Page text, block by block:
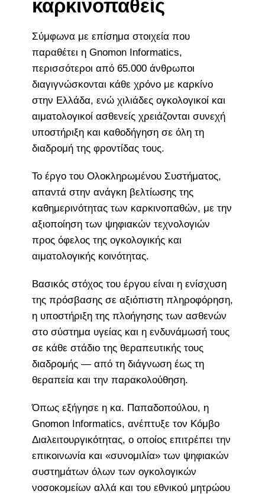
καρκινοπαθείς
Σύμφωνα με επίσημα στοιχεία που
παραθέτει η Gnomon Informatics,
περισσότεροι από 65.000 άνθρωποι
διαγιγνώσκονται κάθε χρόνο με καρκίνο
στην Ελλάδα, ενώ χιλιάδες ογκολογικοί και
αιματολογικοί ασθενείς χρειάζονται συνεχή
υποστήριξη και καθοδήγηση σε όλη τη
διαδρομή της φροντίδας τους.
Το έργο του Ολοκληρωμένου Συστήματος,
απαντά στην ανάγκη βελτίωσης της
καθημερινότητας των καρκινοπαθών, με την
αξιοποίηση των ψηφιακών τεχνολογιών
προς όφελος της ογκολογικής και
αιματολογικής κοινότητας.
Βασικός στόχος του έργου είναι η ενίσχυση
της πρόσβασης σε αξιόπιστη πληροφόρηση,
η υποστήριξη της πλοήγησης των ασθενών
στο σύστημα υγείας και η ενδυνάμωσή τους
σε κάθε στάδιο της θεραπευτικής τους
διαδρομής — από τη διάγνωση έως τη
θεραπεία και την παρακολούθηση.
Όπως εξήγησε η κα. Παπαδοπούλου, η
Gnomon Informatics, ανέπτυξε τον Κόμβο
Διαλειτουργικότητας, ο οποίος επιτρέπει την
επικοινωνία και «συνομιλία» των ψηφιακών
συστημάτων όλων των ογκολογικών
νοσοκομείων αλλά και του εθνικού μητρώου